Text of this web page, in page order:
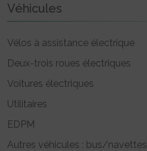
Véhicules
Vélos à assistance électrique
Deux-trois roues électriques
Voitures électriques
Utilitaires
EDPM
Autres véhicules : bus/navettes